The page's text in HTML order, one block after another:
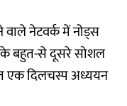
नेटवर्क में नोड्स
के बहुत-से दूसरे सोशल
एक दिलचस्प अध्ययन